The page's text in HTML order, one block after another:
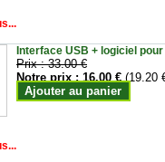
Interface USB + logiciel
Prix :33.00 €
Notre prix :16.00 € (19.20
Ajouter au panier